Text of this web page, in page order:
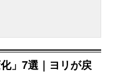
」7選｜ヨリが戻